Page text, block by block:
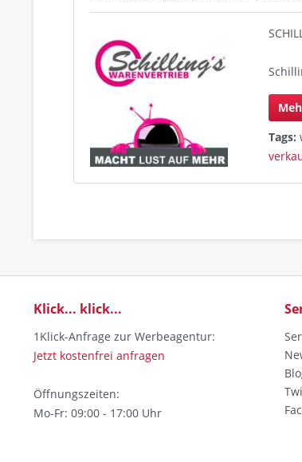
Tags:
Klick... klick...
1Klick-Anfrage zur Werbeagentur:
Jetzt kostenfrei anfragen
Öffnungszeiten:
Mo-Fr: 09:00 - 17:00 Uhr